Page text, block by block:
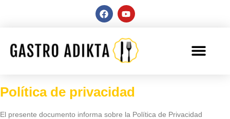
Política de privacidad
El presente documento informa sobre la Política de Privacidad